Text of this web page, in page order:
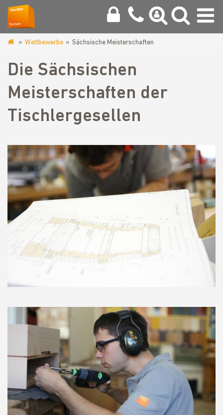
innung-
chemnitz.de
Wettbewerbe Sächsische Meisterschaften
Die Sächsischen
Meisterschaften der
Tischlergesellen